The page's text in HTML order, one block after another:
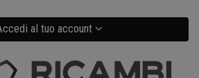
al tuo account